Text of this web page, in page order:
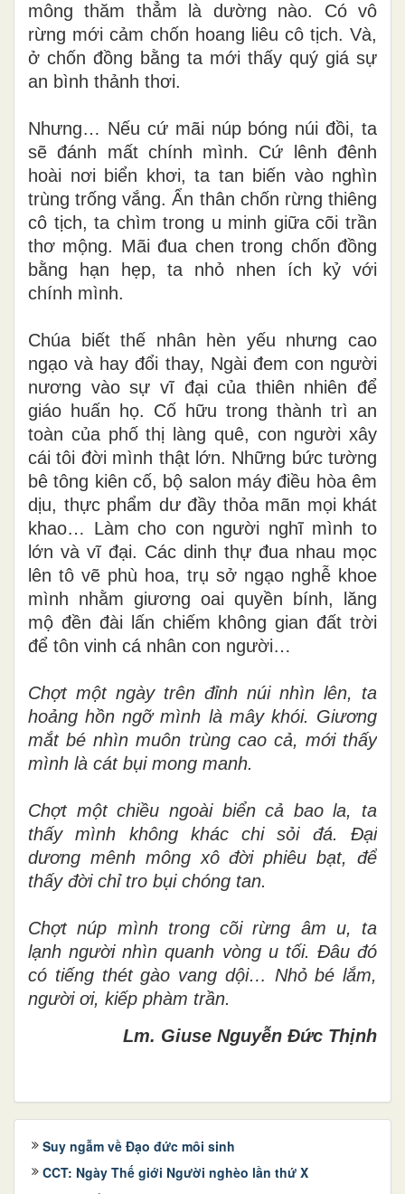
mông thăm thẳm là dường nào. Có vô
rừng mới cảm chốn hoang liêu cô tịch. Và,
ở chốn đồng bằng ta mới thấy quý giá sự
an bình thảnh thơi.
Nhưng… Nếu cứ mãi núp bóng núi đồi, ta
sẽ đánh mất chính mình. Cứ lênh đênh
hoài nơi biển khơi, ta tan biến vào nghìn
trùng trống vắng. Ẩn thân chốn rừng thiêng
cô tịch, ta chìm trong u minh giữa cõi trần
thơ mộng. Mãi đua chen trong chốn đồng
bằng hạn hẹp, ta nhỏ nhen ích kỷ với
chính mình.
Chúa biết thế nhân hèn yếu nhưng cao
ngạo và hay đổi thay, Ngài đem con người
nương vào sự vĩ đại của thiên nhiên để
giáo huấn họ. Cố hữu trong thành trì an
toàn của phố thị làng quê, con người xây
cái tôi đời mình thật lớn. Những bức tường
bê tông kiên cố, bộ salon máy điều hòa êm
dịu, thực phẩm dư đầy thỏa mãn mọi khát
khao… Làm cho con người nghĩ mình to
lớn và vĩ đại. Các dinh thự đua nhau mọc
lên tô vẽ phù hoa, trụ sở ngạo nghễ khoe
mình nhằm giương oai quyền bính, lăng
mộ đền đài lấn chiếm không gian đất trời
để tôn vinh cá nhân con người…
Chợt một ngày trên đỉnh núi nhìn lên, ta
hoảng hồn ngỡ mình là mây khói. Giương
mắt bé nhìn muôn trùng cao cả, mới thấy
mình là cát bụi mong manh.
Chợt một chiều ngoài biển cả bao la, ta
thấy mình không khác chi sỏi đá. Đại
dương mênh mông xô đời phiêu bạt, để
thấy đời chỉ tro bụi chóng tan.
Chợt núp mình trong cõi rừng âm u, ta
lạnh người nhìn quanh vòng u tối. Đâu đó
có tiếng thét gào vang dội… Nhỏ bé lắm,
người ơi, kiếp phàm trần.
Lm. Giuse Nguyễn Đức Thịnh
Suy ngẫm về Đạo đức môi sinh
CCT: Ngày Thế giới Người nghèo lần thứ X